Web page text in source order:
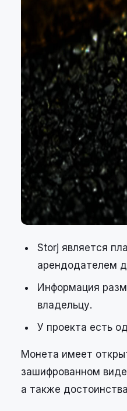
Storj является
арендодателем
Информация
владельцу.
У проекта есть
Монета имеет
зашифрованном
а также